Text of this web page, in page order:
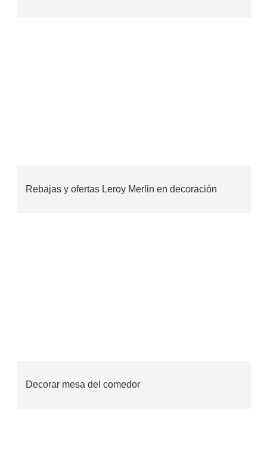
Rebajas y ofertas Leroy Merlin en decoración
Decorar mesa del comedor